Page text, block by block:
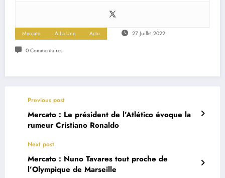
Mercato A La Une Actu 27 Juillet 2022
0 Commentaires
Previous post
Mercato : Le président de l’Atlético évoque la
rumeur Cristiano Ronaldo
Next post
Mercato : Nuno Tavares tout proche de
l’Olympique de Marseille